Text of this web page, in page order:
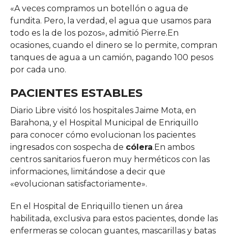
«A veces compramos un botellón o agua de
fundita. Pero, la verdad, el agua que usamos para
todo es la de los pozos», admitió Pierre.En
ocasiones, cuando el dinero se lo permite, compran
tanques de agua a un camión, pagando 100 pesos
por cada uno.
PACIENTES ESTABLES
Diario Libre visitó los hospitales Jaime Mota, en
Barahona, y el Hospital Municipal de Enriquillo
para conocer cómo evolucionan los pacientes
ingresados con sospecha de cólera.En ambos
centros sanitarios fueron muy herméticos con las
informaciones, limitándose a decir que
«evolucionan satisfactoriamente».
En el Hospital de Enriquillo tienen un área
habilitada, exclusiva para estos pacientes, donde las
enfermeras se colocan guantes, mascarillas y batas